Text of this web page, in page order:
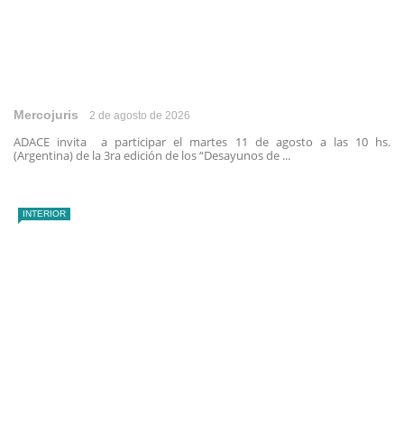
Mercojuris 2 de agosto de 2026
ADACE invita a participar el martes 11 de agosto a las 10 hs.
(Argentina) de la 3ra edición de los “Desayunos de ...
INTERIOR